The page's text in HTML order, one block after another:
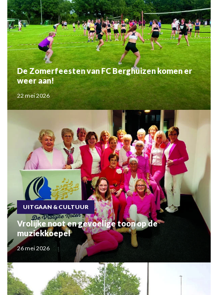
De Zomerfeesten van FC Berghuizen komen er
weer aan!
22 mei 2026
UITGAAN & CULTUUR
Vrolijke noot en gevoelige toon op de
muziekkoepel
26 mei 2026